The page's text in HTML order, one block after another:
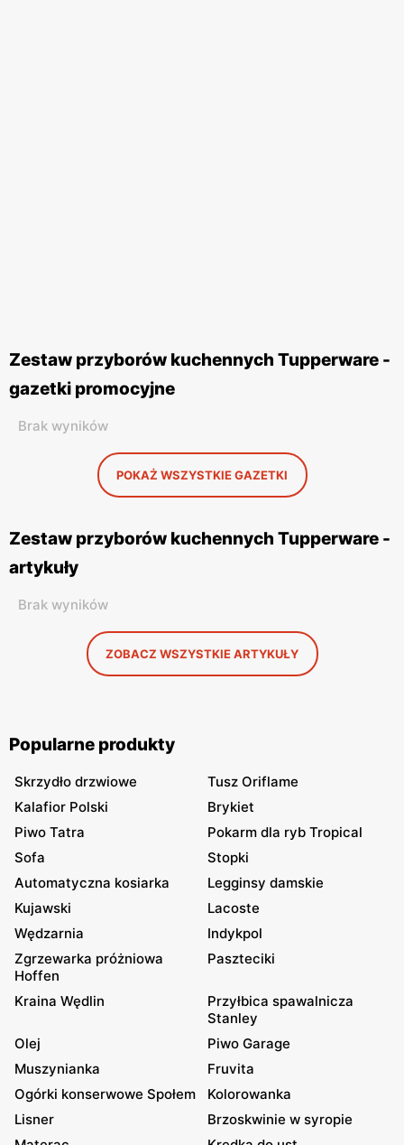
Zestaw przyborów kuchennych Tupperware -
gazetki promocyjne
Brak wyników
POKAŻ WSZYSTKIE GAZETKI
Zestaw przyborów kuchennych Tupperware -
artykuły
Brak wyników
ZOBACZ WSZYSTKIE ARTYKUŁY
Popularne produkty
Skrzydło drzwiowe
Tusz Oriflame
Kalafior Polski
Brykiet
Piwo Tatra
Pokarm dla ryb Tropical
Sofa
Stopki
Automatyczna kosiarka
Legginsy damskie
Kujawski
Lacoste
Wędzarnia
Indykpol
Zgrzewarka próżniowa
Hoffen
Paszteciki
Kraina Wędlin
Przyłbica spawalnicza
Stanley
Olej
Piwo Garage
Muszynianka
Fruvita
Ogórki konserwowe Społem
Kolorowanka
Lisner
Brzoskwinie w syropie